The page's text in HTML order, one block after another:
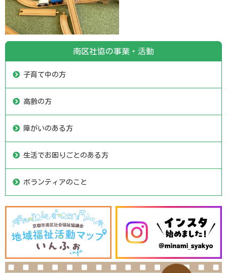
南区社協の事業・活動
子育て中の方
高齢の方
障がいのある方
生活でお困りごとのある方
ボランティアのこと